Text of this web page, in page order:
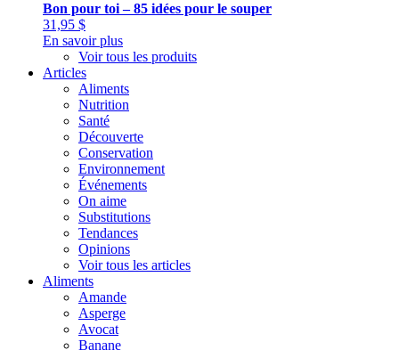
Bon pour toi – 85 idées pour le souper
31,95 $
En savoir plus
Voir tous les produits
Articles
Aliments
Nutrition
Santé
Découverte
Conservation
Environnement
Événements
On aime
Substitutions
Tendances
Opinions
Voir tous les articles
Aliments
Amande
Asperge
Avocat
Banane